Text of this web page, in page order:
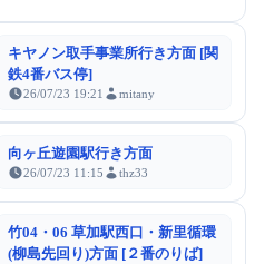
キヤノン取手事業所行き方面 [関
鉄4番バス停]
26/07/23 19:21 mitany
向ヶ丘遊園駅行き方面
26/07/23 11:15 thz33
竹04・06 草加駅西口・新里循環
(柳島先回り)方面 [２番のりば]